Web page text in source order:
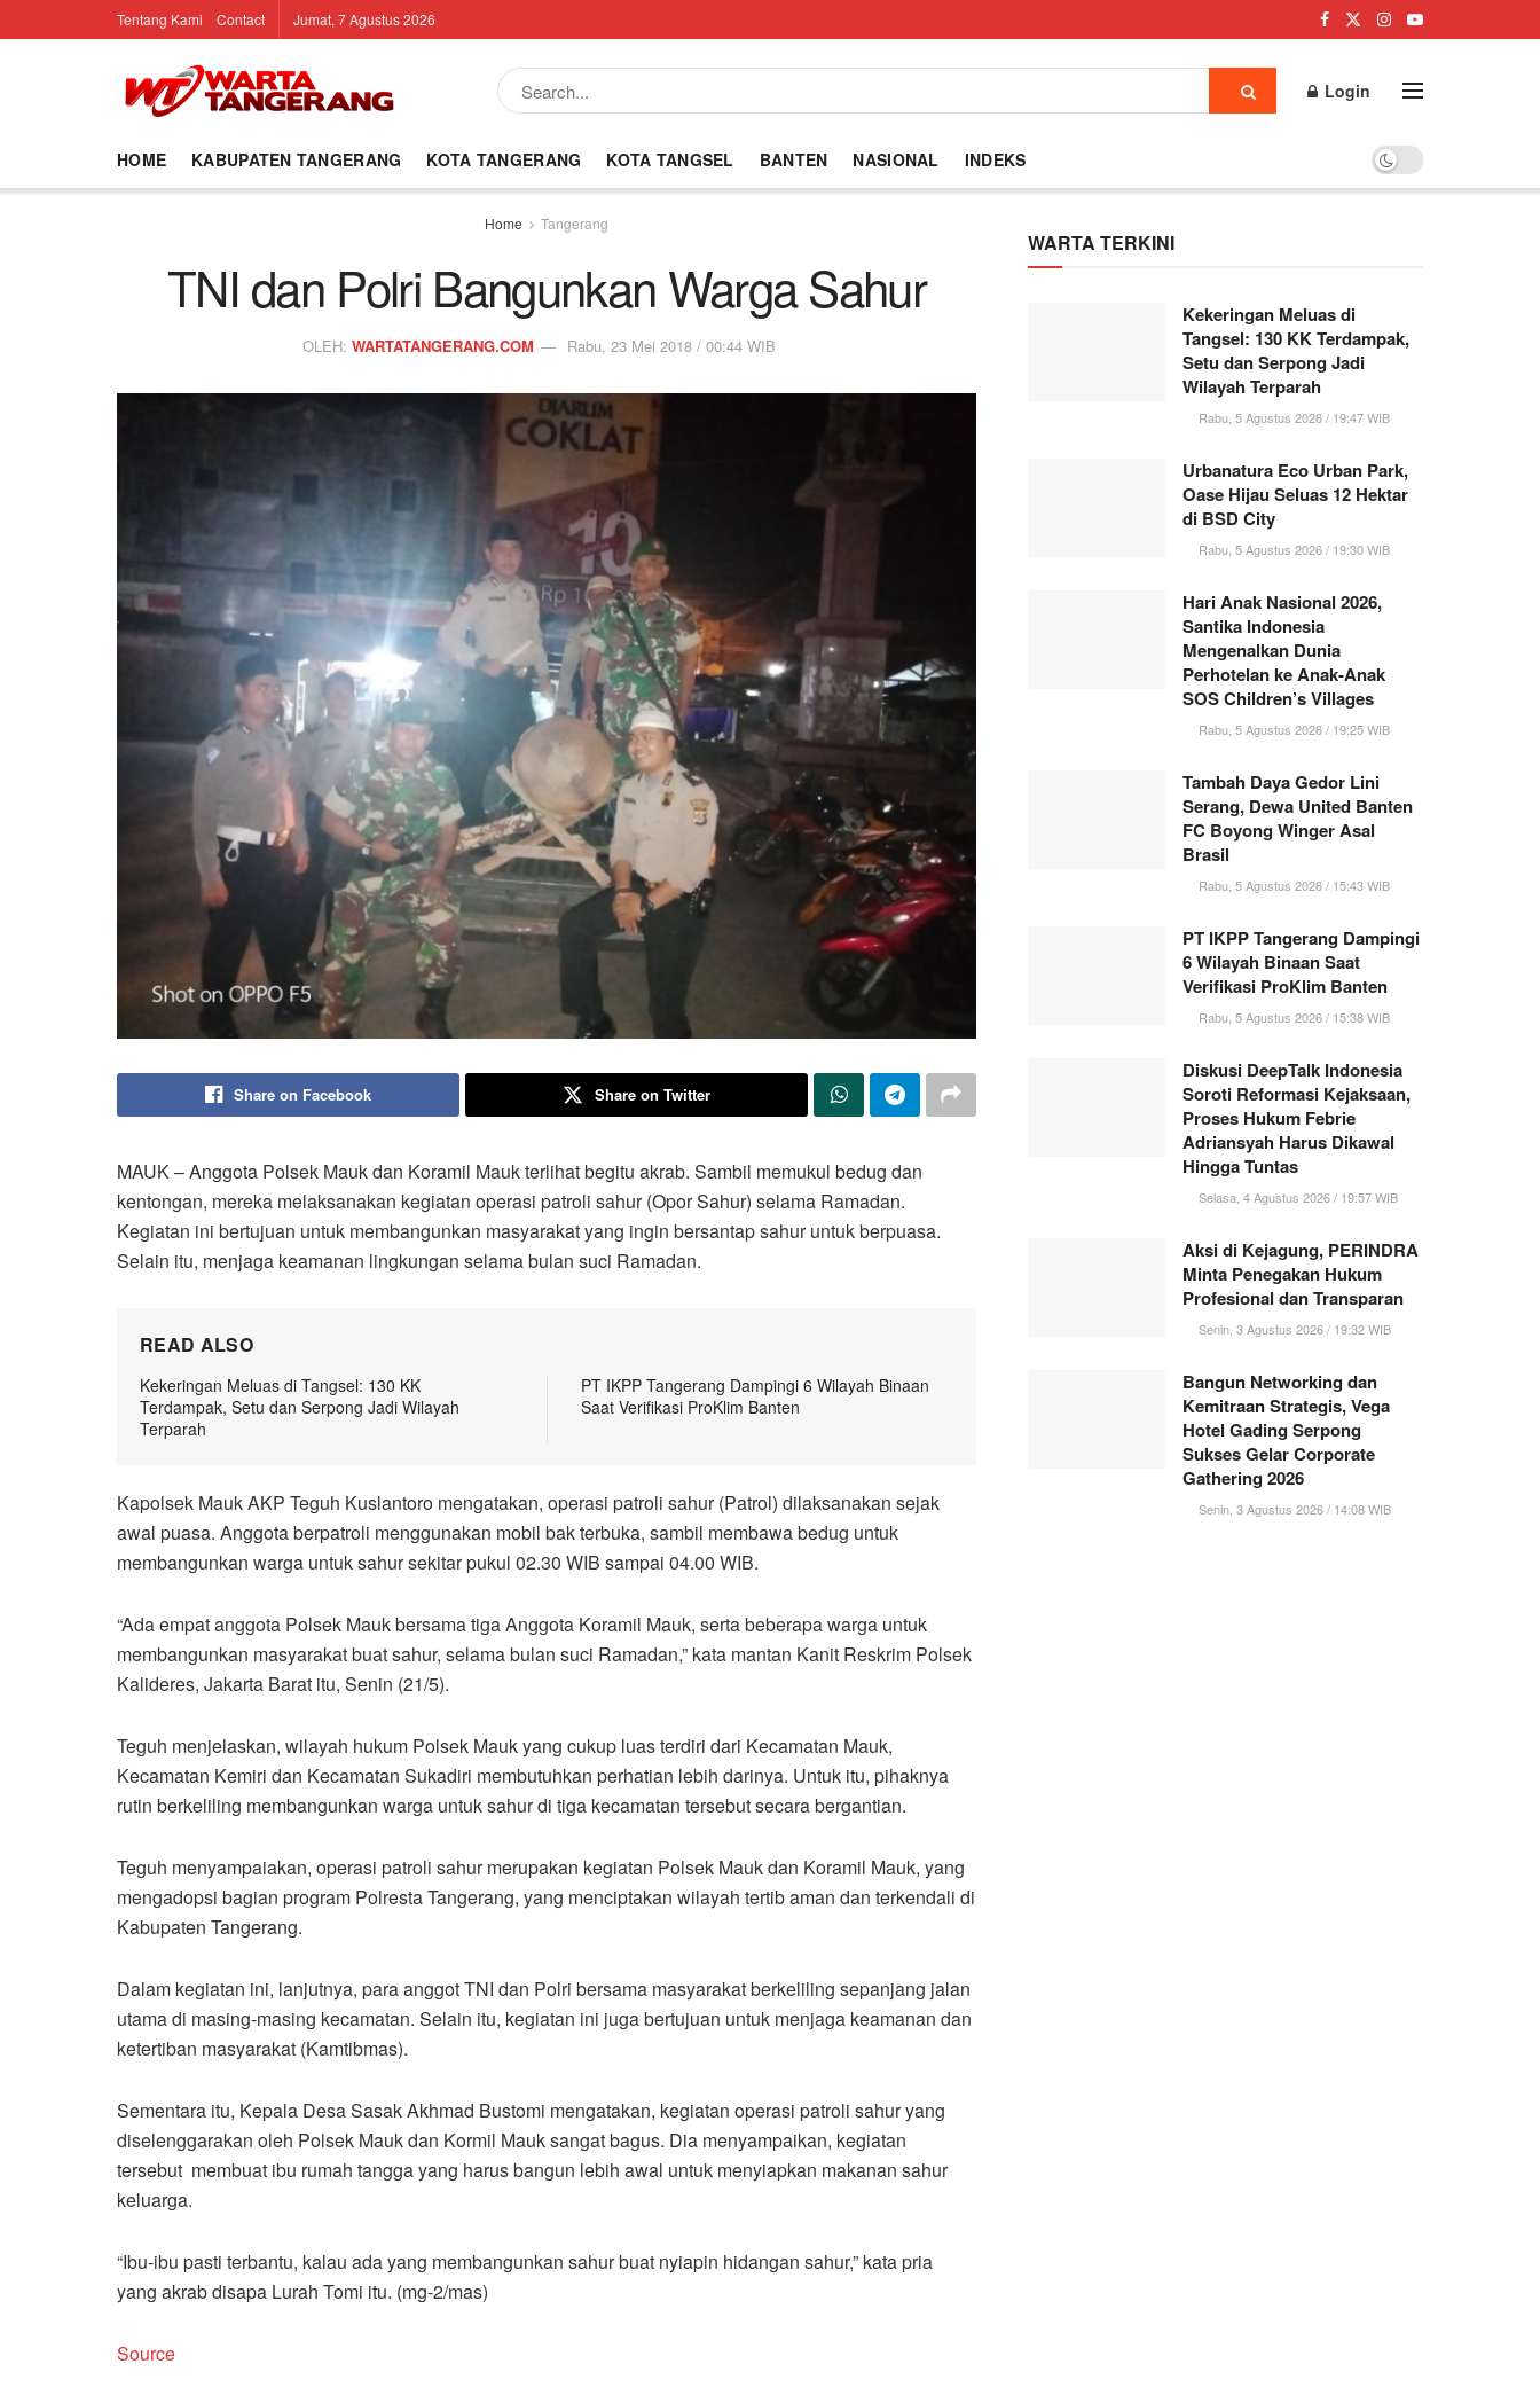
Tentang Kami Contact Jumat, 7 Agustus 2026
Login
HOME KABUPATEN TANGERANG KOTA TANGERANG KOTA TANGSEL BANTEN NASIONAL INDEKS
Home Tangerang
TNI dan Polri Bangunkan Warga Sahur
OLEH: WARTATANGERANG.COM Rabu, 23 Mei 2018 / 00:44 WIB
Share on Facebook Share on Twitter
MAUK – Anggota Polsek Mauk dan Koramil Mauk terlihat begitu akrab. Sambil memukul bedug dan
kentongan, mereka melaksanakan kegiatan operasi patroli sahur (Opor Sahur) selama Ramadan.
Kegiatan ini bertujuan untuk membangunkan masyarakat yang ingin bersantap sahur untuk berpuasa.
Selain itu, menjaga keamanan lingkungan selama bulan suci Ramadan.
READ ALSO
Kekeringan Meluas di Tangsel: 130 KK
Terdampak, Setu dan Serpong Jadi Wilayah
Terparah
PT IKPP Tangerang Dampingi 6 Wilayah Binaan
Saat Verifikasi ProKlim Banten
Kapolsek Mauk AKP Teguh Kuslantoro mengatakan, operasi patroli sahur (Patrol) dilaksanakan sejak
awal puasa. Anggota berpatroli menggunakan mobil bak terbuka, sambil membawa bedug untuk
membangunkan warga untuk sahur sekitar pukul 02.30 WIB sampai 04.00 WIB.
“Ada empat anggota Polsek Mauk bersama tiga Anggota Koramil Mauk, serta beberapa warga untuk
membangunkan masyarakat buat sahur, selama bulan suci Ramadan,” kata mantan Kanit Reskrim Polsek
Kalideres, Jakarta Barat itu, Senin (21/5).
Teguh menjelaskan, wilayah hukum Polsek Mauk yang cukup luas terdiri dari Kecamatan Mauk,
Kecamatan Kemiri dan Kecamatan Sukadiri membutuhkan perhatian lebih darinya. Untuk itu, pihaknya
rutin berkeliling membangunkan warga untuk sahur di tiga kecamatan tersebut secara bergantian.
Teguh menyampaiakan, operasi patroli sahur merupakan kegiatan Polsek Mauk dan Koramil Mauk, yang
mengadopsi bagian program Polresta Tangerang, yang menciptakan wilayah tertib aman dan terkendali di
Kabupaten Tangerang.
Dalam kegiatan ini, lanjutnya, para anggot TNI dan Polri bersama masyarakat berkeliling sepanjang jalan
utama di masing-masing kecamatan. Selain itu, kegiatan ini juga bertujuan untuk menjaga keamanan dan
ketertiban masyarakat (Kamtibmas).
Sementara itu, Kepala Desa Sasak Akhmad Bustomi mengatakan, kegiatan operasi patroli sahur yang
diselenggarakan oleh Polsek Mauk dan Kormil Mauk sangat bagus. Dia menyampaikan, kegiatan
tersebut membuat ibu rumah tangga yang harus bangun lebih awal untuk menyiapkan makanan sahur
keluarga.
“Ibu-ibu pasti terbantu, kalau ada yang membangunkan sahur buat nyiapin hidangan sahur,” kata pria
yang akrab disapa Lurah Tomi itu. (mg-2/mas)
Source
WARTA TERKINI
Kekeringan Meluas di
Tangsel: 130 KK Terdampak,
Setu dan Serpong Jadi
Wilayah Terparah
Rabu, 5 Agustus 2026 / 19:47 WIB
Urbanatura Eco Urban Park,
Oase Hijau Seluas 12 Hektar
di BSD City
Rabu, 5 Agustus 2026 / 19:30 WIB
Hari Anak Nasional 2026,
Santika Indonesia
Mengenalkan Dunia
Perhotelan ke Anak-Anak
SOS Children’s Villages
Rabu, 5 Agustus 2026 / 19:25 WIB
Tambah Daya Gedor Lini
Serang, Dewa United Banten
FC Boyong Winger Asal
Brasil
Rabu, 5 Agustus 2026 / 15:43 WIB
PT IKPP Tangerang Dampingi
6 Wilayah Binaan Saat
Verifikasi ProKlim Banten
Rabu, 5 Agustus 2026 / 15:38 WIB
Diskusi DeepTalk Indonesia
Soroti Reformasi Kejaksaan,
Proses Hukum Febrie
Adriansyah Harus Dikawal
Hingga Tuntas
Selasa, 4 Agustus 2026 / 19:57 WIB
Aksi di Kejagung, PERINDRA
Minta Penegakan Hukum
Profesional dan Transparan
Senin, 3 Agustus 2026 / 19:32 WIB
Bangun Networking dan
Kemitraan Strategis, Vega
Hotel Gading Serpong
Sukses Gelar Corporate
Gathering 2026
Senin, 3 Agustus 2026 / 14:08 WIB